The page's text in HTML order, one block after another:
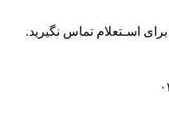
اسـتعلام تماس نگیرید.